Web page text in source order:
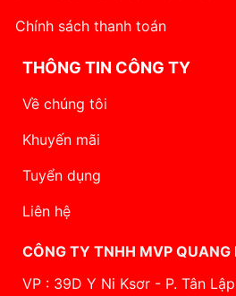
Chính sách thanh toán
THÔNG TIN CÔNG TY
Về chúng tôi
Khuyến mãi
Tuyển dụng
Liên hệ
CÔNG TY TNHH MVP QUANG
VP : 39D Y Ni Ksơr - P. Tân